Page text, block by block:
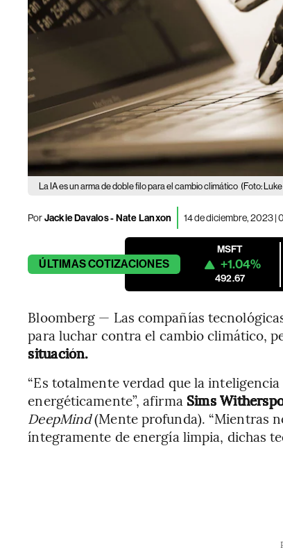
La IA es un arma de doble filo para el cambio climático (Foto:
PorJackie Davalos - Nate Lanxon 14 de diciembre, 2023 |
ÚLTIMASCOTIZACIONES
MSFT
+1.04%
492.67
Bloomberg — Las compañías
para luchar contra el cambio climático,
situación.
“Es totalmente verdad que la
energéticamente”, afirma Sims
DeepMind(Mente profunda). “Mientras
íntegramente de energía limpia, dichas